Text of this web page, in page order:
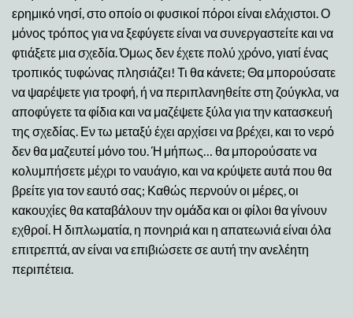
ερημικό νησί, στο οποίο οι φυσικοί πόροι είναι ελάχιστοι. Ο
μόνος τρόπος για να ξεφύγετε είναι να συνεργαστείτε και να
φτιάξετε μια σχεδία. Όμως δεν έχετε πολύ χρόνο, γιατί ένας
τροπικός τυφώνας πλησιάζει! Τι θα κάνετε; Θα μπορούσατε
να ψαρέψετε για τροφή, ή να περιπλανηθείτε στη ζούγκλα, να
αποφύγετε τα φίδια και να μαζέψετε ξύλα για την κατασκευή
της σχεδίας. Εν τω μεταξύ έχει αρχίσει να βρέχει, και το νερό
δεν θα μαζευτεί μόνο του. Ή μήπως… θα μπορούσατε να
κολυμπήσετε μέχρι το ναυάγιο, και να κρύψετε αυτά που θα
βρείτε για τον εαυτό σας; Καθώς περνούν οι μέρες, οι
κακουχίες θα καταβάλουν την ομάδα και οι φίλοι θα γίνουν
εχθροί. Η διπλωματία, η πονηριά και η απατεωνιά είναι όλα
επιτρεπτά, αν είναι να επιβιώσετε σε αυτή την ανελέητη
περιπέτεια.